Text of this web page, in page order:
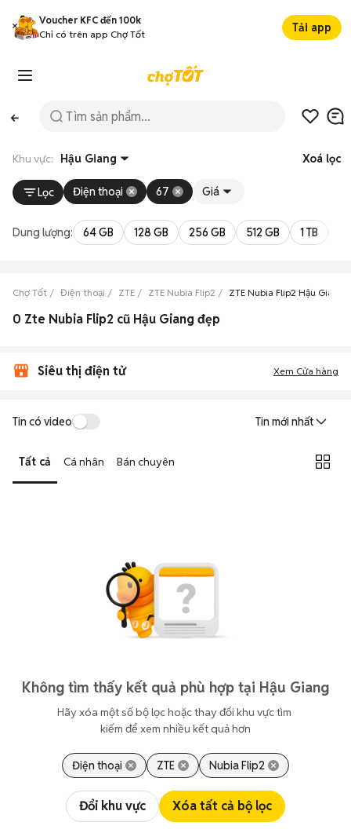
Voucher KFC đến 100k
Chỉ có trên app Chợ Tốt
Tải app
Khu vực: Hậu Giang Xoá lọc
Lọc Điện thoại 67 Giá
Dung lượng: 64 GB 128 GB 256 GB 512 GB 1 TB
Chợ Tốt Điện thoại ZTE ZTE Nubia Flip2 ZTE Nubia Flip2 Hậu Giang
0 Zte Nubia Flip2 cũ Hậu Giang đẹp
Siêu thị điện tử Xem Cửa hàng
Tin có video Tin mới nhất
Tất cả Cá nhân Bán chuyên
Không tìm thấy kết quả phù hợp tại Hậu Giang
Hãy xóa một số bộ lọc hoặc thay đổi khu vực tìm
kiếm để xem nhiều kết quả hơn
Điện thoại ZTE Nubia Flip2
Đổi khu vực Xóa tất cả bộ lọc